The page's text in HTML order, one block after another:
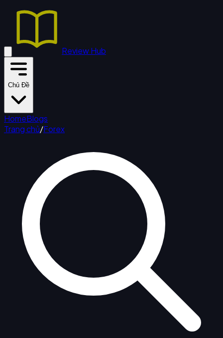
Review Hub
Chủ Đề
HomeBlogs
Trang chủ/Forex